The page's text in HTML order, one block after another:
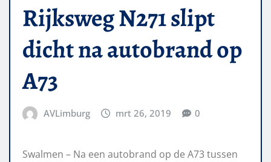
Rijksweg N271 slipt
dicht na autobrand op
A73
AVLimburg mrt 26, 2019 0
Swalmen – Na een autobrand op de A73 tussen